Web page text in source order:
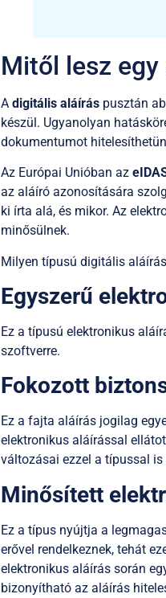
Mitől lesz egy
A digitális aláíráspusztán
készül. Ugyanolyan
dokumentumot
Az Európai Unióban az
az aláíró azonosítására
ki írta alá, és mikor. Az
minősülnek.
Milyen típusú digitális
Egyszerű
Ez a típusú elektronikus
szoftverre.
Fokozott
Ez a fajta aláírás jogilag
elektronikus aláírással
változásai ezzel a típussal is
Minősített
Ez a típus nyújtja a
erővel rendelkeznek, tehát
elektronikus aláírás során
bizonyítható az aláírás